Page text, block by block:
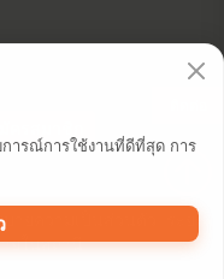
ายความเป็นส่วนตัว
ระยะ
ยในสถานี
ารณ์การใช้งานที่ดีที่สุด การ